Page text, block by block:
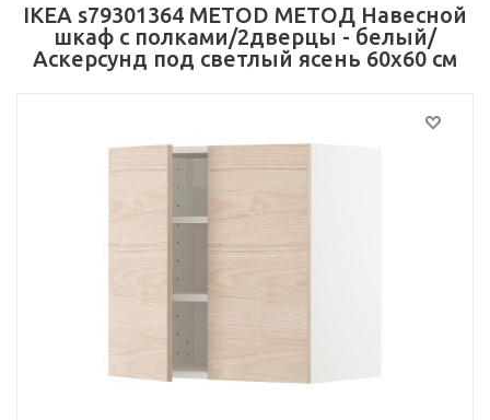
IKEA s79301364 METOD МЕТОД Навесной
шкаф с полками/2дверцы - белый/
Аскерсунд под светлый ясень 60x60 см